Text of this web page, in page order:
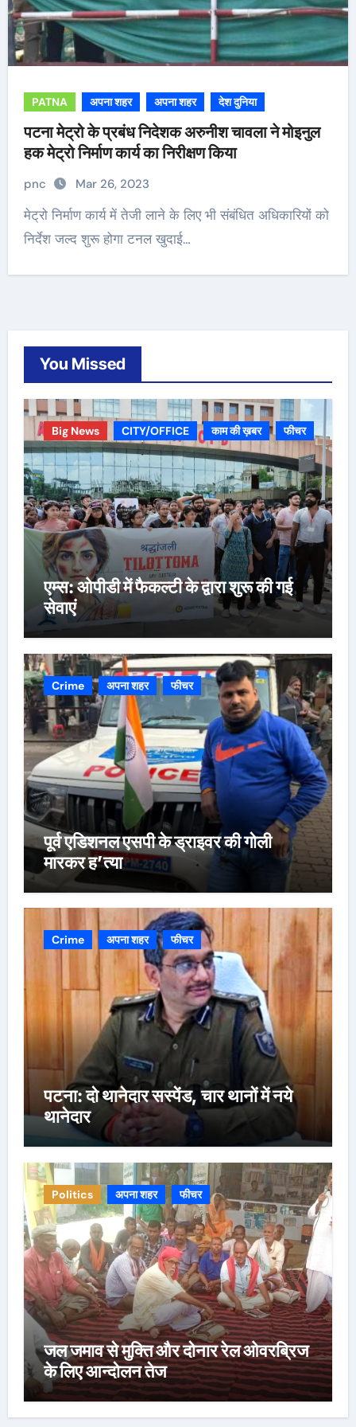
PATNA अपना शहर अपना शहर देश दुनिया
पटना मेट्रो के प्रबंध निदेशक अरुनीश चावला ने मोइनुल
हक मेट्रो निर्माण कार्य का निरीक्षण किया
pnc Mar 26, 2023
मेट्रो निर्माण कार्य में तेजी लाने के लिए भी संबंधित अधिकारियों को
निर्देश जल्द शुरू होगा टनल खुदाई…
You Missed
Big News CITY/OFFICE काम की ख़बर फीचर
एम्स: ओपीडी में फैकल्टी के द्वारा शुरू की गई
सेवाएं
Crime अपना शहर फीचर
पूर्व एडिशनल एसपी के ड्राइवर की गोली
मारकर ह’त्या
Crime अपना शहर फीचर
पटना: दो थानेदार सस्पेंड, चार थानों में नये
थानेदार
Politics अपना शहर फीचर
जल जमाव से मुक्ति और दोनार रेल ओवरब्रिज
के लिए आन्दोलन तेज